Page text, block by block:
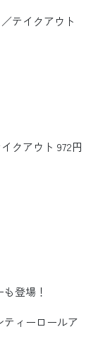
テイクアウト
クアウト 972円
登場！
ティーロールア